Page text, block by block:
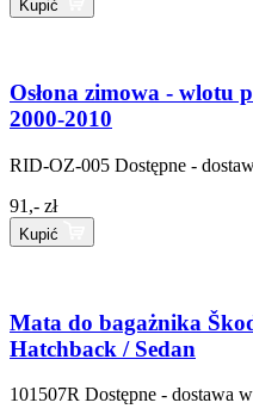
Kupić
Osłona zimowa - wlotu
2000-2010
RID-OZ-005 Dostępne -
91,- zł
Kupić
Mata do bagażnika
Hatchback / Sedan
101507R Dostępne - dostawa